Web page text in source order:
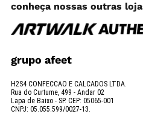
conheça nossas outras
grupo afeet
H2S4 CONFECCAO E CALCADOS LTDA.
Rua do Curtume, 499 - Andar 02
Lapa de Baixo - SP. CEP: 05065-001
CNPJ: 05.055.599/0027-13.